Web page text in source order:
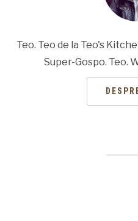
Teo. Teo de la Teo's
Super-Gospo. Teo.